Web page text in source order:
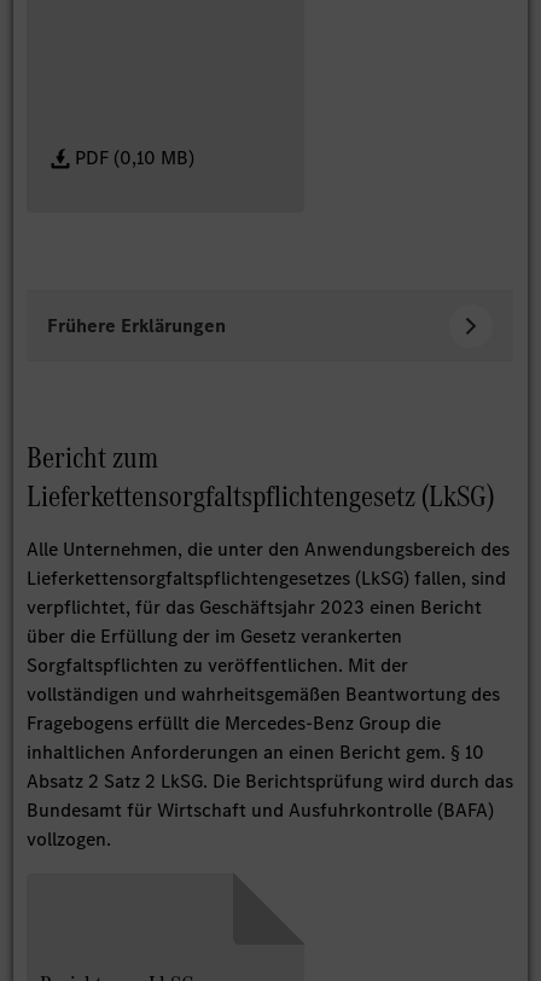
PDF (0,10 MB)
Frühere Erklärungen
Bericht zum
Lieferkettensorgfaltspflichtengesetz (LkSG)
Alle Unternehmen, die unter den Anwendungsbereich des
Lieferkettensorgfaltspflichtengesetzes (LkSG) fallen, sind
verpflichtet, für das Geschäftsjahr 2023 einen Bericht
über die Erfüllung der im Gesetz verankerten
Sorgfaltspflichten zu veröffentlichen. Mit der
vollständigen und wahrheitsgemäßen Beantwortung des
Fragebogens erfüllt die Mercedes-Benz Group die
inhaltlichen Anforderungen an einen Bericht gem. § 10
Absatz 2 Satz 2 LkSG. Die Berichtsprüfung wird durch das
Bundesamt für Wirtschaft und Ausfuhrkontrolle (BAFA)
vollzogen.